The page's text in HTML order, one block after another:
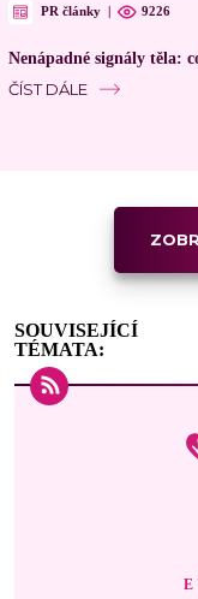
PR články | 9226
Nenápadné signály těla:
ČÍST DÁLE
SOUVISEJÍCÍ
TÉMATA: